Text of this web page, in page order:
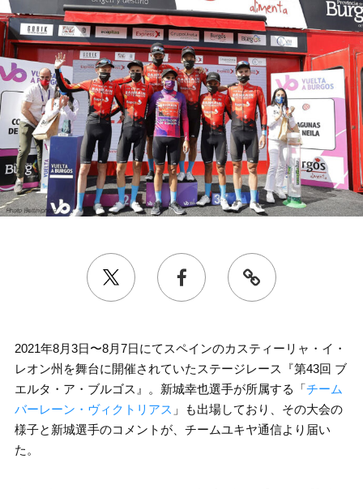
2021年8月3日〜8月7日にてスペインのカスティーリャ・イ・
レオン州を舞台に開催されていたステージレース『第43回 ブ
エルタ・ア・ブルゴス』。新城幸也選手が所属する「チーム
バーレーン・ヴィクトリアス 」も出場しており、その大会の
様子と新城選手のコメントが、チームユキヤ通信より届い
た。